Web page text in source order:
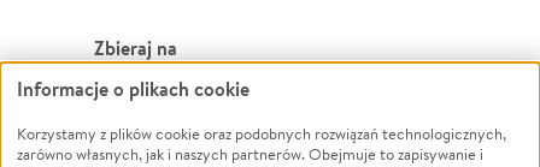
Zbieraj na
Leczenie
Zwierzęta
Powódź
Informacje o plikach cookie
Korzystamy z plików cookie oraz podobnych rozwiązań technologicznych,
zarówno własnych, jak i naszych partnerów. Obejmuje to zapisywanie i